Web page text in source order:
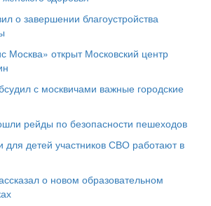
о завершении благоустройства
Москва» открыт Московский центр
с москвичами важные городские
рейды по безопасности пешеходов
для детей участников СВО работают в
о новом образовательном